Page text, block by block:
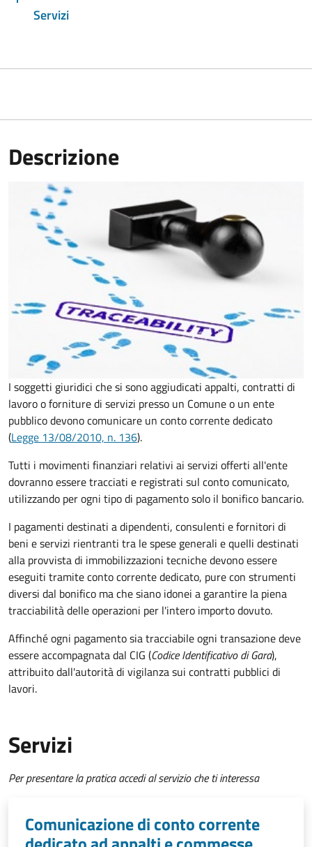
Servizi
Descrizione
I soggetti giuridici che si sono aggiudicati appalti, contratti di
lavoro o forniture di servizi presso un Comune o un ente
pubblico devono comunicare un conto corrente dedicato
(Legge 13/08/2010, n. 136).
Tutti i movimenti finanziari relativi ai servizi offerti all'ente
dovranno essere tracciati e registrati sul conto comunicato,
utilizzando per ogni tipo di pagamento solo il bonifico bancario.
I pagamenti destinati a dipendenti, consulenti e fornitori di
beni e servizi rientranti tra le spese generali e quelli destinati
alla provvista di immobilizzazioni tecniche devono essere
eseguiti tramite conto corrente dedicato, pure con strumenti
diversi dal bonifico ma che siano idonei a garantire la piena
tracciabilità delle operazioni per l'intero importo dovuto.
Affinché ogni pagamento sia tracciabile ogni transazione deve
essere accompagnata dal CIG (Codice Identificativo di Gara),
attribuito dall'autorità di vigilanza sui contratti pubblici di
lavori.
Servizi
Per presentare la pratica accedi al servizio che ti interessa
Comunicazione di conto corrente